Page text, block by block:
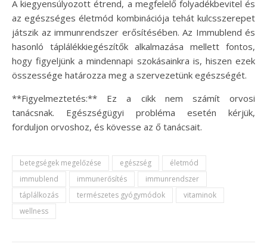
A kiegyensúlyozott étrend, a megfelelő folyadékbevitel és
az egészséges életmód kombinációja tehát kulcsszerepet
játszik az immunrendszer erősítésében. Az Immublend és
hasonló táplálékkiegészítők alkalmazása mellett fontos,
hogy figyeljünk a mindennapi szokásainkra is, hiszen ezek
összessége határozza meg a szervezetünk egészségét.
**Figyelmeztetés:** Ez a cikk nem számít orvosi
tanácsnak. Egészségügyi probléma esetén kérjük,
forduljon orvoshoz, és kövesse az ő tanácsait.
betegségek megelőzése egészség
életmód
immublend
immunerősítés
immunrendszer
táplálkozás
természetes gyógymódok
vitaminok
wellness